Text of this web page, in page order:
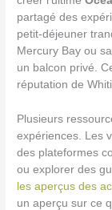
partagé des
petit-déjeuner
Mercury Bay ou
un balcon privé.
réputation de
Plusieurs
expériences. Les
des plateformes
ou explorer des
les aperçus des
un aperçu sur ce